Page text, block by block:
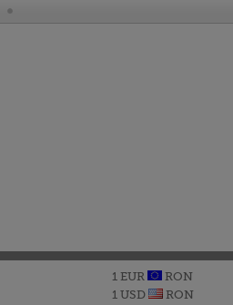
1 EUR
RON
1 USD
RON